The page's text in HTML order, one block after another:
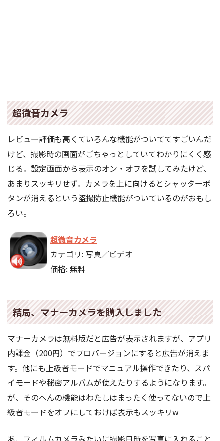
超微音カメラ
レビュー評価も高くていろんな機能がついててすごいんだ
けど、撮影時の画面がごちゃっとしていてわかりにくく感
じる。設定画面から表示のオン・オフを試してみたけど、
あまりスッキリせず。カメラを上に向けるとシャッターボ
タンが消えるという盗撮防止機能がついているのがおもし
ろい。
超微音カメラ
カテゴリ: 写真／ビデオ
価格: 無料
結局、マナーカメラを購入しました
マナーカメラは無料版だと広告が表示されますが、アプリ
内課金（200円）でプロバージョンにすると広告が消えま
す。他にも上級者モードでマニュアル操作できたり、スパ
イモードや秘密アルバムが使えたりするようになります。
が、そのへんの機能はわたしはまったく使ってないので上
級者モードをオフにしておけば表示もスッキリw
あ、フィルムカメラみたいに撮影日時を写真に入れること